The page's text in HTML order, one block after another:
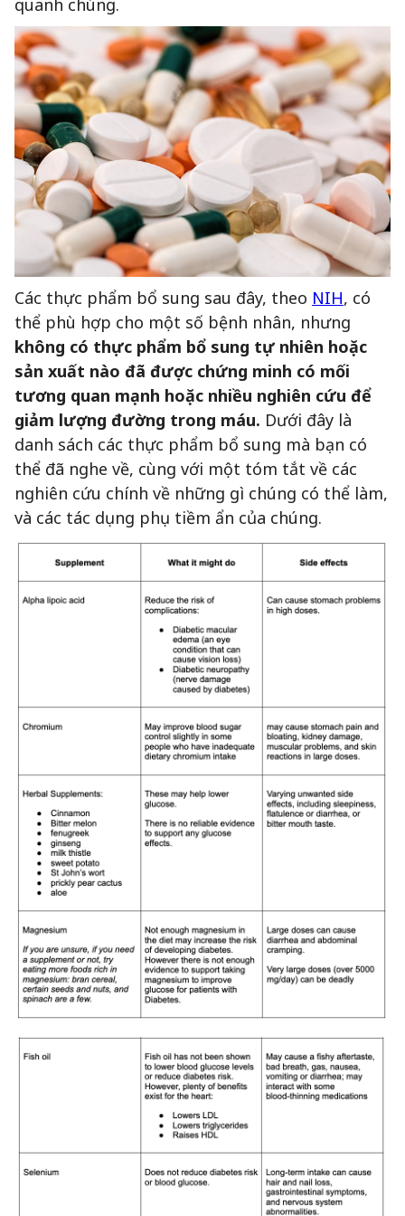
quanh chúng.
Các thực phẩm bổ sung sau đây, theo NIH, có
thể phù hợp cho một số bệnh nhân, nhưng
không có thực phẩm bổ sung tự nhiên hoặc
sản xuất nào đã được chứng minh có mối
tương quan mạnh hoặc nhiều nghiên cứu để
giảm lượng đường trong máu. Dưới đây là
danh sách các thực phẩm bổ sung mà bạn có
thể đã nghe về, cùng với một tóm tắt về các
nghiên cứu chính về những gì chúng có thể làm,
và các tác dụng phụ tiềm ẩn của chúng.